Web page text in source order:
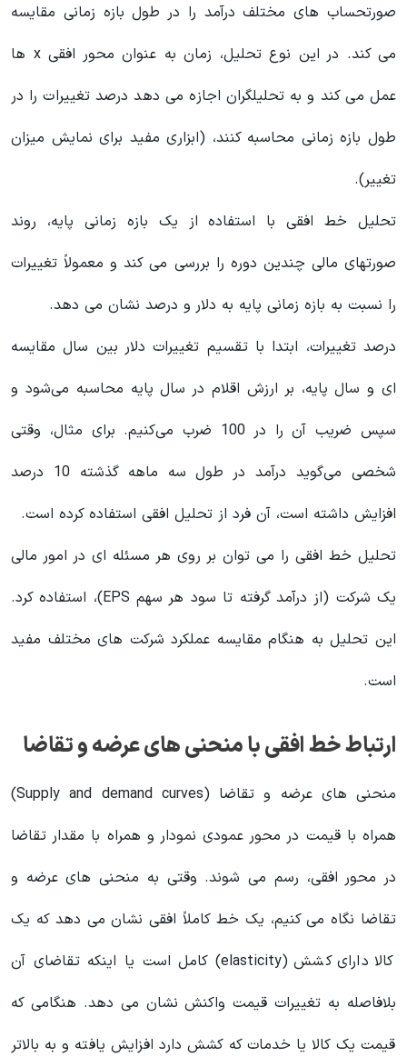
صورتحساب های مختلف درآمد را در طول بازه زمانی مقایسه
می کند. در این نوع تحلیل، زمان به عنوان محور افقی x ها
عمل می کند و به تحلیلگران اجازه می دهد درصد تغییرات را در
طول بازه زمانی محاسبه کنند، (ابزاری مفید برای نمایش میزان
تغییر).
تحلیل خط افقی با استفاده از یک بازه زمانی پایه، روند
صورتهای مالی چندین دوره را بررسی می کند و معمولاً تغییرات
را نسبت به بازه زمانی پایه به دلار و درصد نشان می دهد.
درصد تغییرات، ابتدا با تقسیم تغییرات دلار بین سال مقایسه
ای و سال پایه، بر ارزش اقلام در سال پایه محاسبه می‌شود و
سپس ضریب آن را در 100 ضرب می‌کنیم. برای مثال، وقتی
شخصی می‌گوید درآمد در طول سه ماهه گذشته 10 درصد
افزایش داشته است، آن فرد از تحلیل افقی استفاده کرده است.
تحلیل خط افقی را می توان بر روی هر مسئله ای در امور مالی
یک شرکت (از درآمد گرفته تا سود هر سهم EPS)، استفاده کرد.
این تحلیل به هنگام مقایسه عملکرد شرکت های مختلف مفید
است.
ارتباط خط افقی با منحنی های عرضه و تقاضا
منحنی های عرضه و تقاضا (Supply and demand curves)
همراه با قیمت در محور عمودی نمودار و همراه با مقدار تقاضا
در محور افقی، رسم می شوند. وقتی به منحنی های عرضه و
تقاضا نگاه می کنیم، یک خط کاملاً افقی نشان می دهد که یک
کالا دارای کشش (elasticity) کامل است یا اینکه تقاضای آن
بلافاصله به تغییرات قیمت واکنش نشان می دهد. هنگامی که
قیمت یک کالا یا خدمات که کشش دارد افزایش یافته و به بالاتر